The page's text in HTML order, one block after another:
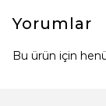
Yorumlar
Bu ürün için